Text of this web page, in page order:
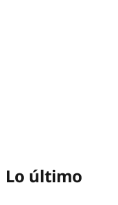
Lo último